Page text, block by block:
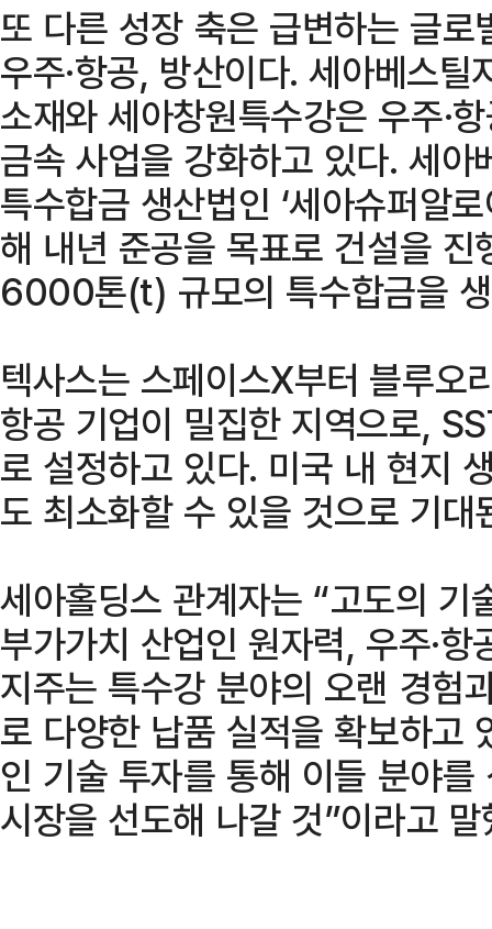
또 다른 성장 축은 급변하는 글
우주·항공, 방산이다. 세아베스
소재와 세아창원특수강은 우주·
금속 사업을 강화하고 있다. 세
특수합금 생산법인 ‘세아슈퍼알
해 내년 준공을 목표로 건설을
6000톤(t) 규모의 특수합금을
텍사스는 스페이스X부터 블루오
항공 기업이 밀집한 지역으로,
로 설정하고 있다. 미국 내 현지
도 최소화할 수 있을 것으로 기대
세아홀딩스 관계자는 “고도의 기
부가가치 산업인 원자력, 우주·
지주는 특수강 분야의 오랜 경험
로 다양한 납품 실적을 확보하고
인 기술 투자를 통해 이들 분야
시장을 선도해 나갈 것”이라고